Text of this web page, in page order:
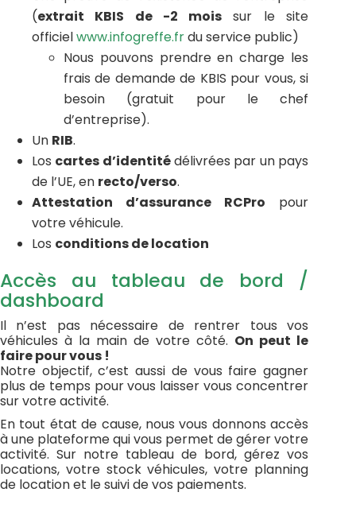
(extrait KBIS de -2 mois sur le site
officielwww.infogreffe.frdu service public)
Nous pouvons prendre en charge les
frais de demande de KBIS pour vous, si
besoin (gratuit pour le chef
d’entreprise).
Un RIB.
Los cartes d’identitédélivrées par un pays
de l’UE, en recto/verso.
Attestation d’assurance RCPro pour
votre véhicule.
Los conditions de location
Accès au tableau de bord /
dashboard
Il n’est pas nécessaire de rentrer tous vos
véhicules à la main de votre côté. On peut le
faire pour vous !
Notre objectif, c’est aussi de vous faire gagner
plus de temps pour vous laisser vous concentrer
sur votre activité.
En tout état de cause, nous vous donnons accès
à une plateforme qui vous permet de gérer votre
activité. Sur notre tableau de bord, gérez vos
locations, votre stock véhicules, votre planning
de location et le suivi de vos paiements.